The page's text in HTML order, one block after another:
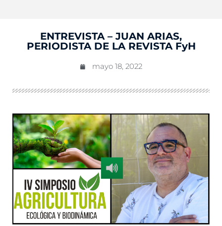
ENTREVISTA – JUAN ARIAS,
PERIODISTA DE LA REVISTA FyH
mayo 18, 2022